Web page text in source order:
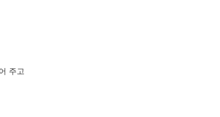
주고